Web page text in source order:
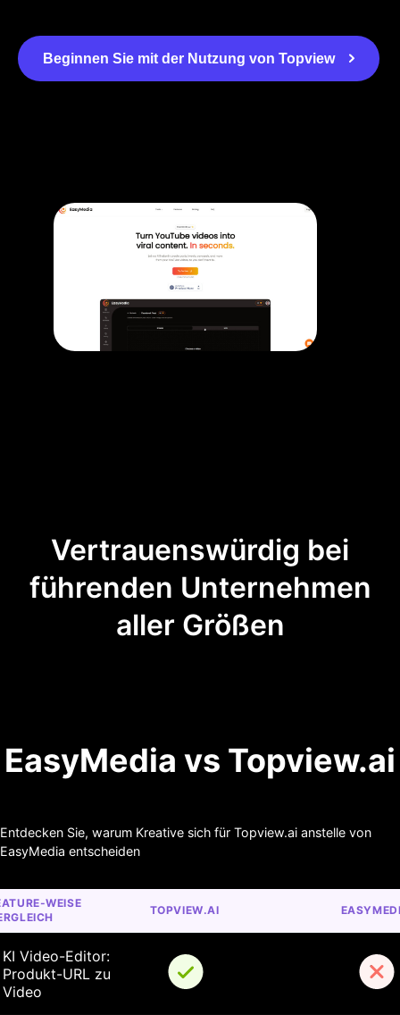
Beginnen Sie mit der Nutzung von Topview
Vertrauenswürdig bei
führenden Unternehmen
aller Größen
EasyMedia vs Topview.ai
Entdecken Sie, warum Kreative sich für Topview.ai anstelle von
EasyMedia entscheiden
WEISE
TOPVIEW.AI
KI Video-Editor:
Produkt-URL zu
Video